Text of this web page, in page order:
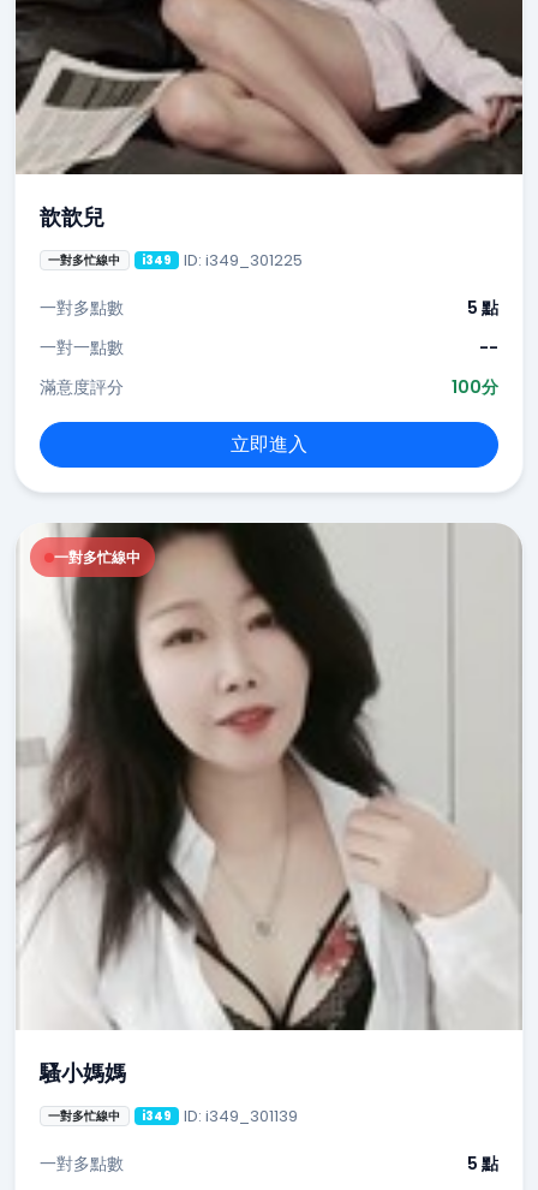
歆歆兒
一對多忙線中 i349 ID: i349_301225
一對多點數
5 點
一對一點數
--
滿意度評分
100分
立即進入
一對多忙線中
騷小媽媽
一對多忙線中 i349 ID: i349_301139
一對多點數 5 點